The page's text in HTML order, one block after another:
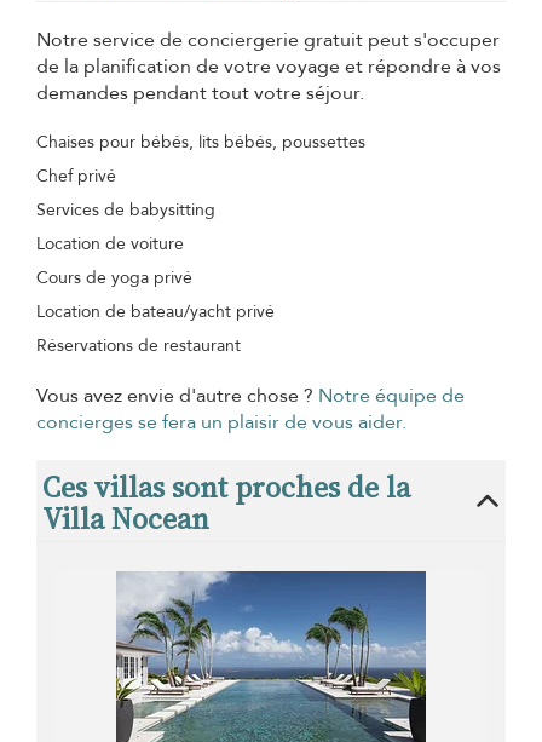
Notre service de conciergerie gratuit peut s'occuper
de la planification de votre voyage et répondre à vos
demandes pendant tout votre séjour.
Chaises pour bébés, lits bébés, poussettes
Chef privé
Services de babysitting
Location de voiture
Cours de yoga privé
Location de bateau/yacht privé
Réservations de restaurant
Vous avez envie d'autre chose ? Notre équipe de
concierges se fera un plaisir de vous aider.
Ces villas sont proches de la
Villa Nocean